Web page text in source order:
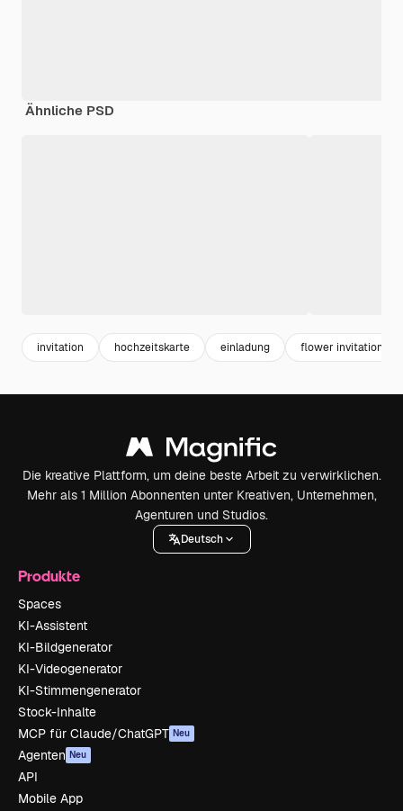
Ähnliche PSD
invitation hochzeitskarte einladung flower invitation
Die kreative Plattform, um deine beste Arbeit zu verwirklichen.
Mehr als 1 Million Abonnenten unter Kreativen, Unternehmen,
Agenturen und Studios.
Deutsch
Produkte
Spaces
KI-Assistent
KI-Bildgenerator
KI-Videogenerator
KI-Stimmengenerator
Stock-Inhalte
MCP für Claude/ChatGPT Neu
Agenten Neu
API
Mobile App